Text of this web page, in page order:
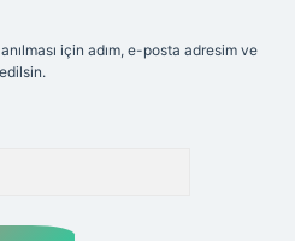
için adım, e-posta adresim ve